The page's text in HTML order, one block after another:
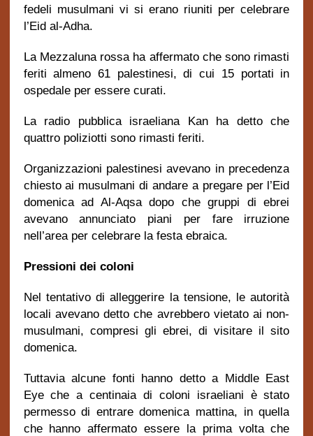
fedeli musulmani vi si erano riuniti per celebrare
l’Eid al-Adha.
La Mezzaluna rossa ha affermato che sono rimasti
feriti almeno 61 palestinesi, di cui 15 portati in
ospedale per essere curati.
La radio pubblica israeliana Kan ha detto che
quattro poliziotti sono rimasti feriti.
Organizzazioni palestinesi avevano in precedenza
chiesto ai musulmani di andare a pregare per l’Eid
domenica ad Al-Aqsa dopo che gruppi di ebrei
avevano annunciato piani per fare irruzione
nell’area per celebrare la festa ebraica.
Pressioni dei coloni
Nel tentativo di alleggerire la tensione, le autorità
locali avevano detto che avrebbero vietato ai non-
musulmani, compresi gli ebrei, di visitare il sito
domenica.
Tuttavia alcune fonti hanno detto a Middle East
Eye che a centinaia di coloni israeliani è stato
permesso di entrare domenica mattina, in quella
che hanno affermato essere la prima volta che